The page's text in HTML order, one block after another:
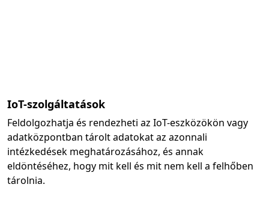
IoT-szolgáltatások
Feldolgozhatja és rendezheti az IoT-eszközökön vagy
adatközpontban tárolt adatokat az azonnali
intézkedések meghatározásához, és annak
eldöntéséhez, hogy mit kell és mit nem kell a felhőben
tárolnia.